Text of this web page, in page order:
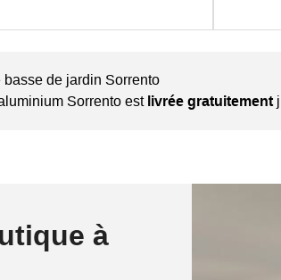
de jardin Sorrento
Sorrento estlivrée gratuitement
à